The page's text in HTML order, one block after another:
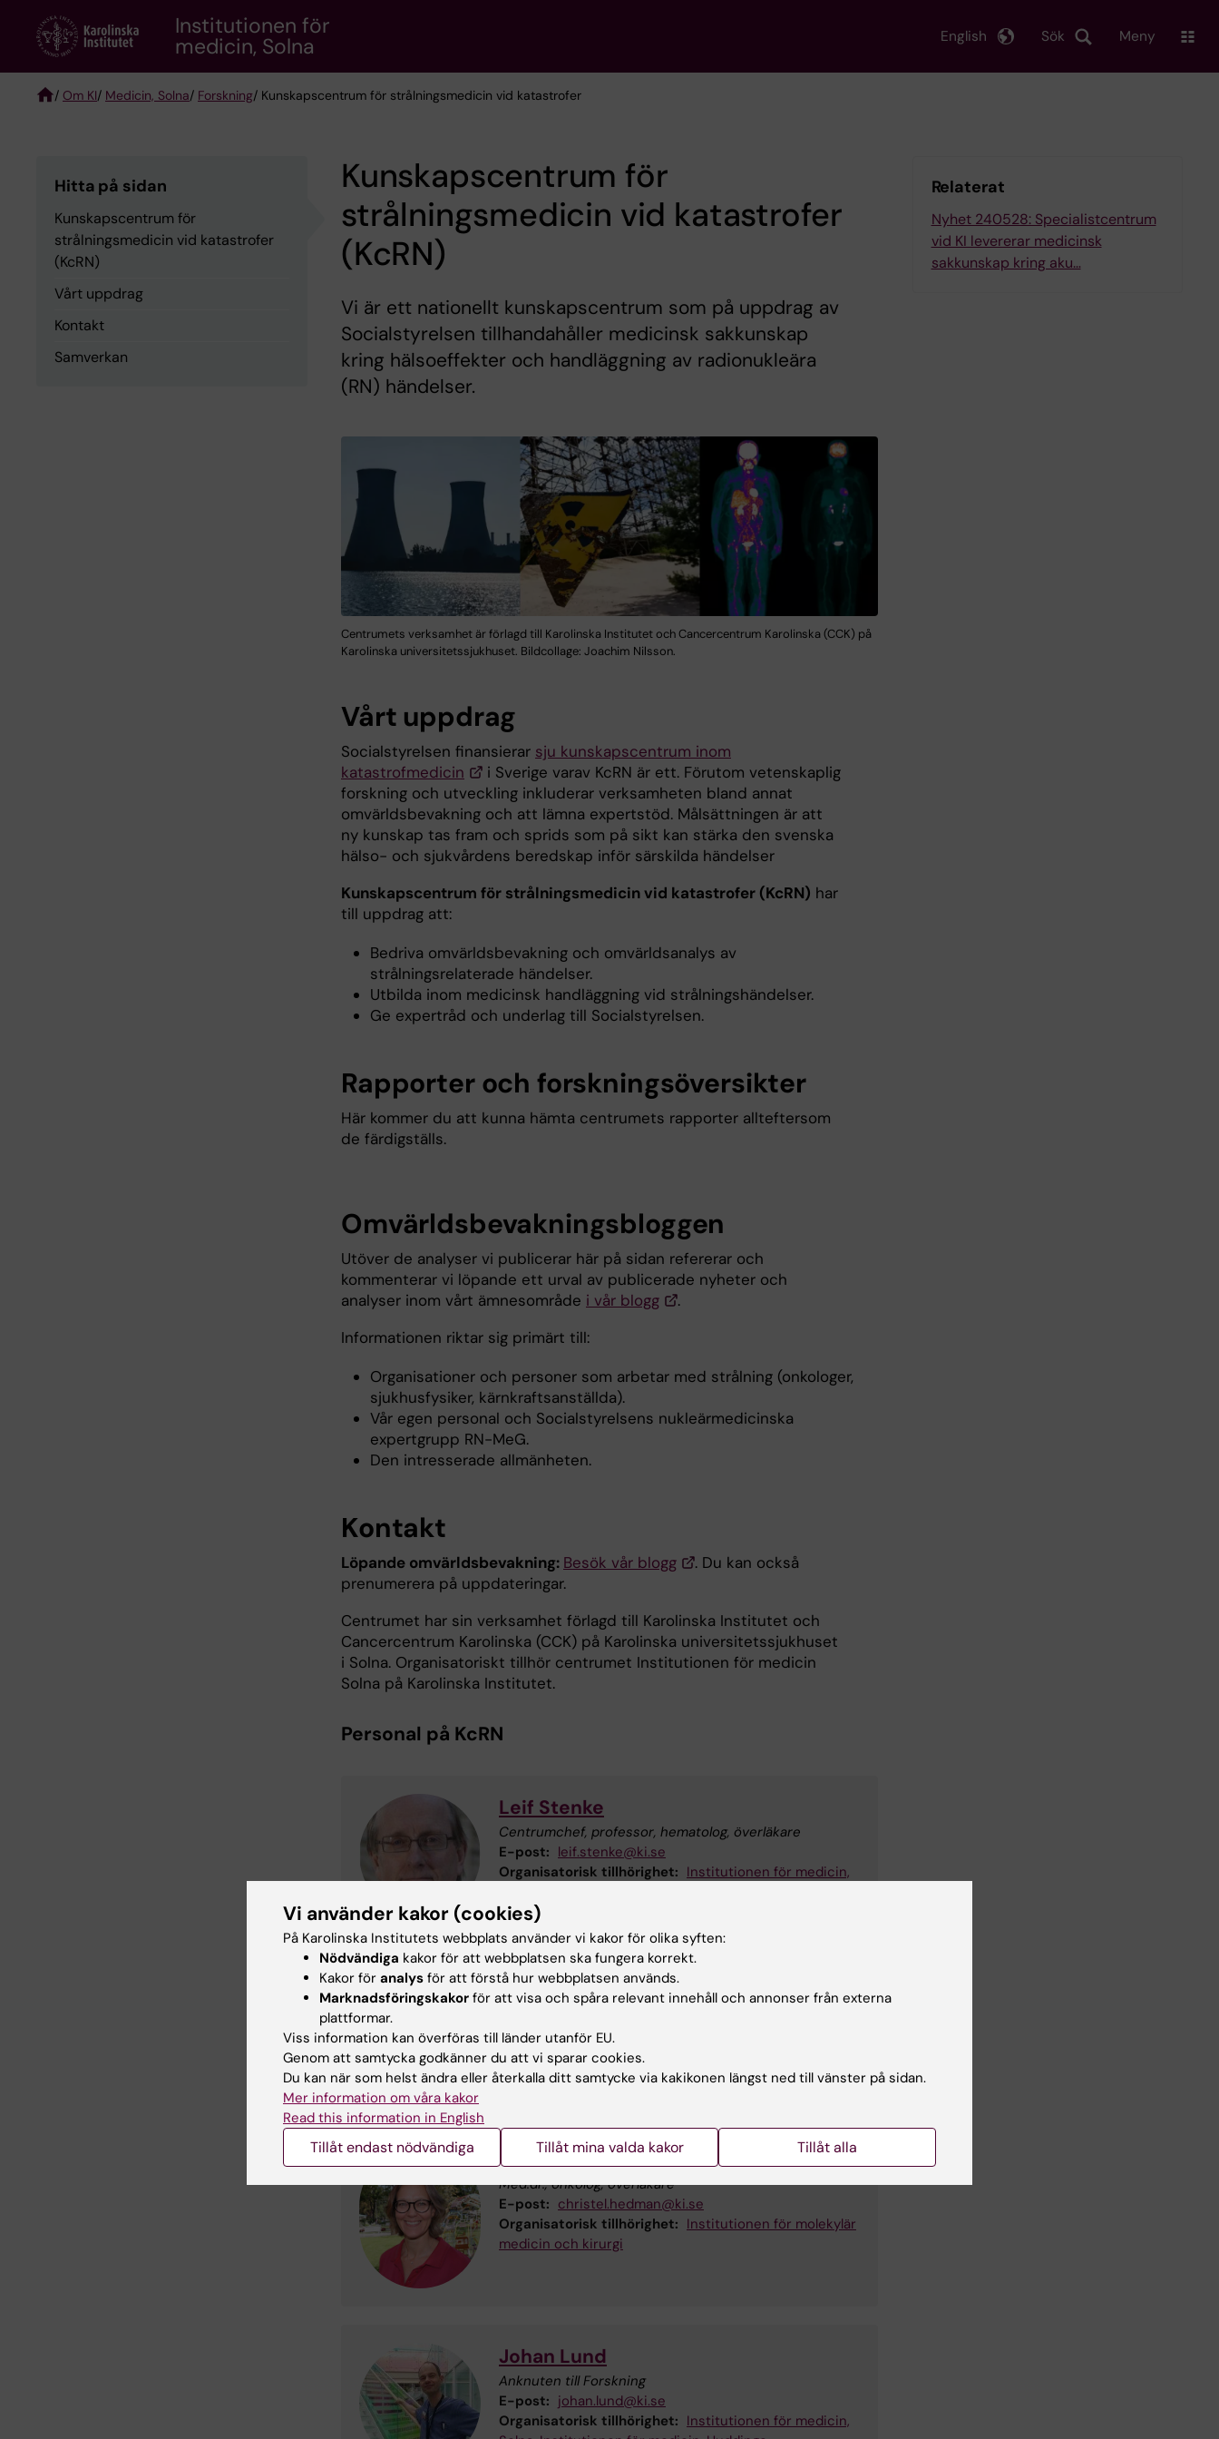
content
Institutionen för
medicin, Solna Sök
English Meny
/ Om KI/ Medicin, Solna/ Forskning/ Kunskapscentrum för strålningsmedicin vid katastrofer
Hitta på sidan
Kunskapscentrum för
strålningsmedicin vid katastrofer
(KcRN)
Vårt uppdrag
Kontakt
Samverkan
Kunskapscentrum för
strålningsmedicin vid katastrofer
(KcRN)
Vi är ett nationellt kunskapscentrum som på uppdrag av
Socialstyrelsen tillhandahåller medicinsk sakkunskap
kring hälsoeffekter och handläggning av radionukleära
(RN) händelser.
Centrumets verksamhet är förlagd till Karolinska Institutet och Cancercentrum Karolinska (CCK) på
Karolinska universitetssjukhuset. Bildcollage: Joachim Nilsson.
Vårt uppdrag
Socialstyrelsen finansierar sju kunskapscentrum inom
katastrofmedicin
i Sverige varav KcRN är ett. Förutom vetenskaplig
forskning och utveckling inkluderar verksamheten bland annat
omvärldsbevakning och att lämna expertstöd. Målsättningen är att
ny kunskap tas fram och sprids som på sikt kan stärka den svenska
hälso- och sjukvårdens beredskap inför särskilda händelser
Kunskapscentrum för strålningsmedicin vid katastrofer (KcRN) har
till uppdrag att:
Bedriva omvärldsbevakning och omvärldsanalys av
strålningsrelaterade händelser.
Utbilda inom medicinsk handläggning vid strålningshändelser.
Ge expertråd och underlag till Socialstyrelsen.
Rapporter och forskningsöversikter
Här kommer du att kunna hämta centrumets rapporter allteftersom
de färdigställs.
Omvärldsbevakningsbloggen
Utöver de analyser vi publicerar här på sidan refererar och
kommenterar vi löpande ett urval av publicerade nyheter och
analyser inom vårt ämnesområde i vår blogg
.
Informationen riktar sig primärt till:
Organisationer och personer som arbetar med strålning (onkologer,
sjukhusfysiker, kärnkraftsanställda).
Vår egen personal och Socialstyrelsens nukleärmedicinska
expertgrupp RN-MeG.
Den intresserade allmänheten.
Kontakt
Löpande omvärldsbevakning: Besök vår blogg
. Du kan också
prenumerera på uppdateringar.
Centrumet har sin verksamhet förlagd till Karolinska Institutet och
Cancercentrum Karolinska (CCK) på Karolinska universitetssjukhuset
i Solna. Organisatoriskt tillhör centrumet Institutionen för medicin
Solna på Karolinska Institutet.
Personal på KcRN
Leif Stenke
Centrumchef, professor, hematolog, överläkare
E-post: leif.stenke@ki.se
Organisatorisk tillhörighet: Institutionen för medicin,
Jack Valentin
Docent, strålskyddsexpert
Organisatorisk tillhörighet:
Solna
Christel Hedman
Med.dr., onkolog, överläkare
E-post: christel.hedman@ki.se
Organisatorisk tillhörighet: Institutionen för molekylär
medicin och kirurgi
Johan Lund
Anknuten till Forskning
E-post: johan.lund@ki.se
Organisatorisk tillhörighet: Institutionen för medicin,
Relaterat
Nyhet 240528: Specialistcentrum
vid KI levererar medicinsk
sakkunskap kring aku…
Vi använder kakor (cookies)
På Karolinska Institutets webbplats använder vi kakor för olika syften:
Nödvändiga kakor för att webbplatsen ska fungera korrekt.
Kakor för analys för att förstå hur webbplatsen används.
Marknadsföringskakor för att visa och spåra relevant innehåll och annonser från externa
plattformar.
Viss information kan överföras till länder utanför EU.
Genom att samtycka godkänner du att vi sparar cookies.
Du kan när som helst ändra eller återkalla ditt samtycke via kakikonen längst ned till vänster på sidan.
Mer information om våra kakor
Read this information in English
Tillåt endast nödvändiga Tillåt mina valda kakor Tillåt alla